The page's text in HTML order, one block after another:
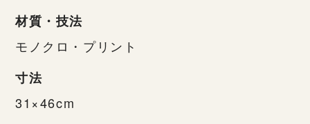
材質・技法
モノクロ・プリント
寸法
31×46cm